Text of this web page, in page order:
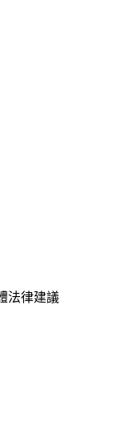
法律建議